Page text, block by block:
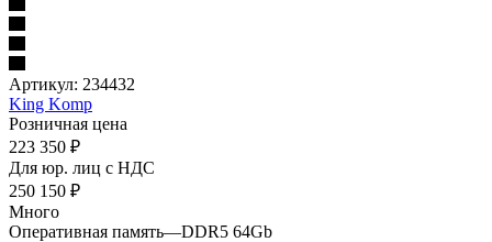
Артикул: 234432
King Komp
Розничная цена
223 350 ₽
Для юр. лиц c НДС
250 150 ₽
Много
Оперативная память—DDR5 64Gb